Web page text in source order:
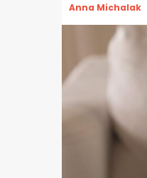
Anna Michalak